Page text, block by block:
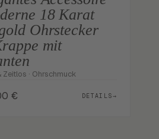
18 Karat
Ohrstecker
mit
Zeitlos · Ohrschmuck
€ DETAILS→